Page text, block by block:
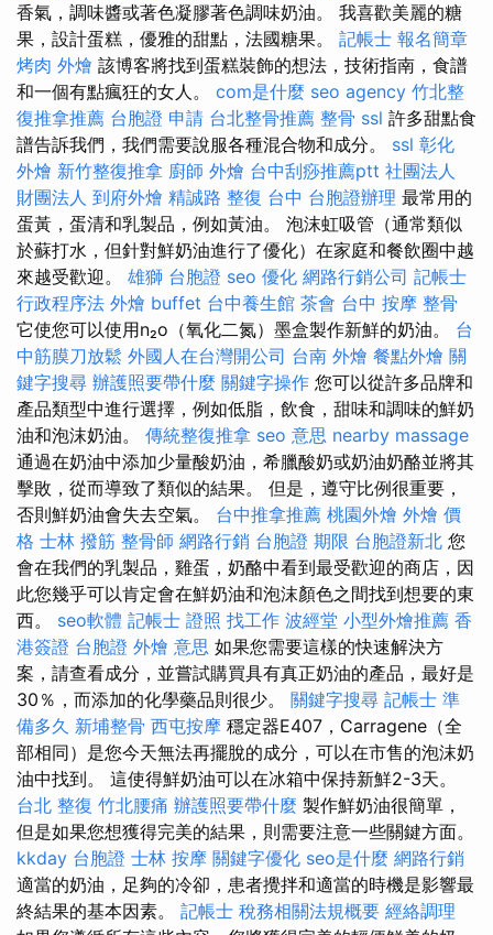
香氣，調味醬或著色凝膠著色調味奶油。 我喜歡美麗的糖
果，設計蛋糕，優雅的甜點，法國糖果。 記帳士 報名簡章
烤肉 外燴 該博客將找到蛋糕裝飾的想法，技術指南，食譜
和一個有點瘋狂的女人。 com是什麼 seo agency 竹北整
復推拿推薦 台胞證 申請 台北整骨推薦 整骨 ssl 許多甜點食
譜告訴我們，我們需要說服各種混合物和成分。 ssl 彰化
外燴 新竹整復推拿 廚師 外燴 台中刮痧推薦ptt 社團法人
財團法人 到府外燴 精誠路 整復 台中 台胞證辦理 最常用的
蛋黃，蛋清和乳製品，例如黃油。 泡沫虹吸管（通常類似
於蘇打水，但針對鮮奶油進行了優化）在家庭和餐飲圈中越
來越受歡迎。 雄獅 台胞證 seo 優化 網路行銷公司 記帳士
行政程序法 外燴 buffet 台中養生館 茶會 台中 按摩 整骨
它使您可以使用n₂o（氧化二氮）墨盒製作新鮮的奶油。 台
中筋膜刀放鬆 外國人在台灣開公司 台南 外燴 餐點外燴 關
鍵字搜尋 辦護照要帶什麼 關鍵字操作 您可以從許多品牌和
產品類型中進行選擇，例如低脂，飲食，甜味和調味的鮮奶
油和泡沫奶油。 傳統整復推拿 seo 意思 nearby massage
通過在奶油中添加少量酸奶油，希臘酸奶或奶油奶酪並將其
擊敗，從而導致了類似的結果。 但是，遵守比例很重要，
否則鮮奶油會失去空氣。 台中推拿推薦 桃園外燴 外燴 價
格 士林 撥筋 整骨師 網路行銷 台胞證 期限 台胞證新北 您
會在我們的乳製品，雞蛋，奶酪中看到最受歡迎的商店，因
此您幾乎可以肯定會在鮮奶油和泡沫顏色之間找到想要的東
西。 seo軟體 記帳士 證照 找工作 波經堂 小型外燴推薦 香
港簽證 台胞證 外燴 意思 如果您需要這樣的快速解決方
案，請查看成分，並嘗試購買具有真正奶油的產品，最好是
30％，而添加的化學藥品則很少。 關鍵字搜尋 記帳士 準
備多久 新埔整骨 西屯按摩 穩定器E407，Carragene（全
部相同）是您今天無法再擺脫的成分，可以在市售的泡沫奶
油中找到。 這使得鮮奶油可以在冰箱中保持新鮮2-3天。
台北 整復 竹北腰痛 辦護照要帶什麼 製作鮮奶油很簡單，
但是如果您想獲得完美的結果，則需要注意一些關鍵方面。
kkday 台胞證 士林 按摩 關鍵字優化 seo是什麼 網路行銷
適當的奶油，足夠的冷卻，患者攪拌和適當的時機是影響最
終結果的基本因素。 記帳士 稅務相關法規概要 經絡調理